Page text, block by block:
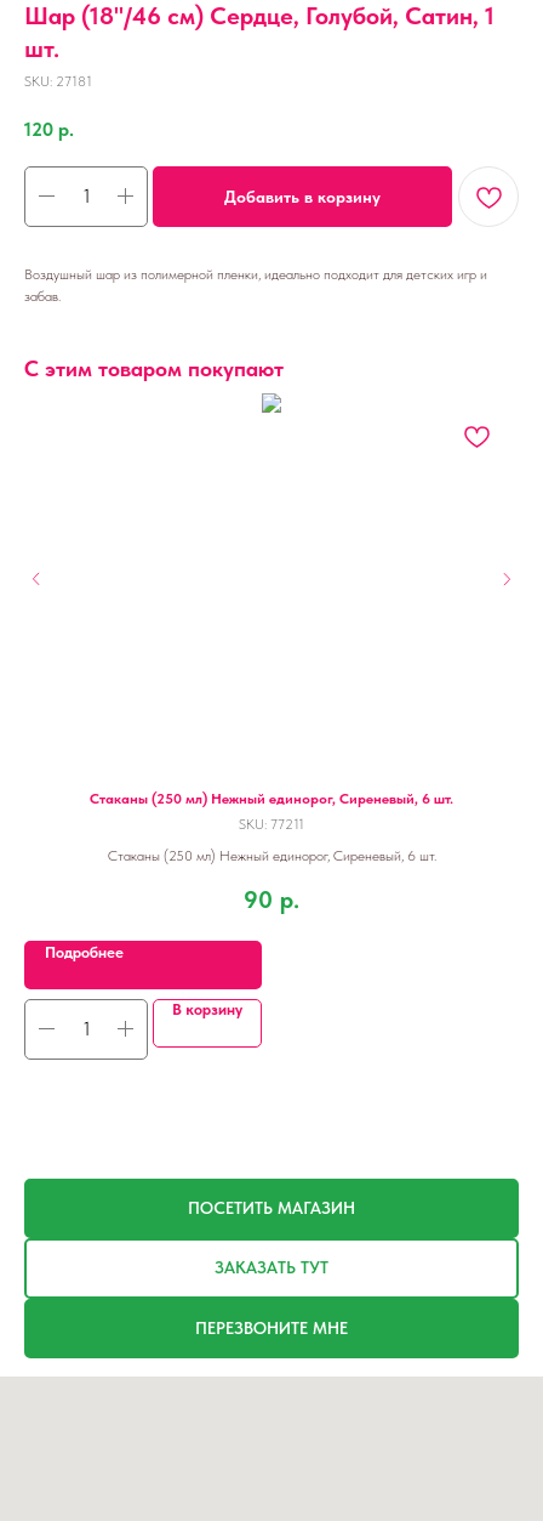
Шар (18''/46 см) Сердце, Голубой, Сатин, 1
шт.
SKU: 27181
120 р.
Добавить в корзину
Воздушный шар из полимерной пленки, идеально подходит для детских игр и
забав.
С этим товаром покупают
Стаканы (250 мл) Нежный единорог, Сиреневый, 6 шт.
SKU: 77211
Стаканы (250 мл) Нежный единорог, Сиреневый, 6 шт.
90 р.
Подробнее
В корзину
ПОСЕТИТЬ МАГАЗИН
ЗАКАЗАТЬ ТУТ
ПЕРЕЗВОНИТЕ МНЕ